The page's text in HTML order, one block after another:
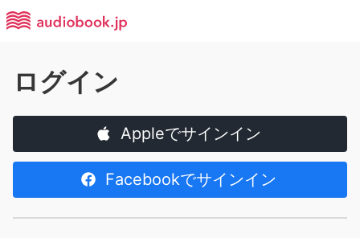
ログイン
Appleでサインイン
Facebookでサインイン